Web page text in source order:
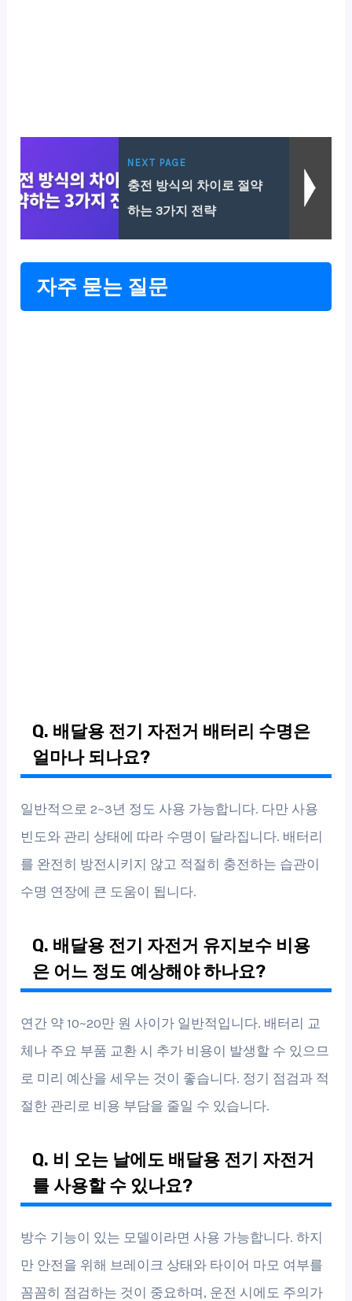
NEXT PAGE
충전 방식의 차이로 절약
하는 3가지 전략
자주 묻는 질문
Q. 배달용 전기 자전거 배터리 수명은
얼마나 되나요?
일반적으로 2~3년 정도 사용 가능합니다. 다만 사용
빈도와 관리 상태에 따라 수명이 달라집니다. 배터리
를 완전히 방전시키지 않고 적절히 충전하는 습관이
수명 연장에 큰 도움이 됩니다.
Q. 배달용 전기 자전거 유지보수 비용
은 어느 정도 예상해야 하나요?
연간 약 10~20만 원 사이가 일반적입니다. 배터리 교
체나 주요 부품 교환 시 추가 비용이 발생할 수 있으므
로 미리 예산을 세우는 것이 좋습니다. 정기 점검과 적
절한 관리로 비용 부담을 줄일 수 있습니다.
Q. 비 오는 날에도 배달용 전기 자전거
를 사용할 수 있나요?
방수 기능이 있는 모델이라면 사용 가능합니다. 하지
만 안전을 위해 브레이크 상태와 타이어 마모 여부를
꼼꼼히 점검하는 것이 중요하며, 운전 시에도 주의가